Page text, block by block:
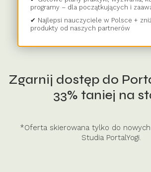
programy – dla początkujących i
✔ Najlepsi nauczyciele w Polsce +
produkty od naszych partnerów
Zgarnij dostęp do
33% taniej na
*Oferta skierowana tylko do
Studia PortalYogi.